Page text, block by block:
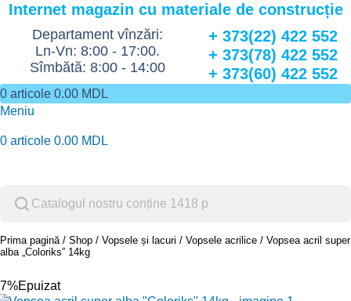
Internet magazin cu materiale de construcție
Departament vînzări:
Ln-Vn: 8:00 - 17:00.
Sîmbătă: 8:00 - 14:00
+ 373(22) 422 552
+ 373(78) 422 552
+ 373(60) 422 552
0 articole 0.00 MDL
Meniu
0 articole 0.00 MDL
Prima pagină Shop Vopsele și lacuri Vopsele acrilice
Vopsea acril super
alba „Coloriks” 14kg
Epuizat